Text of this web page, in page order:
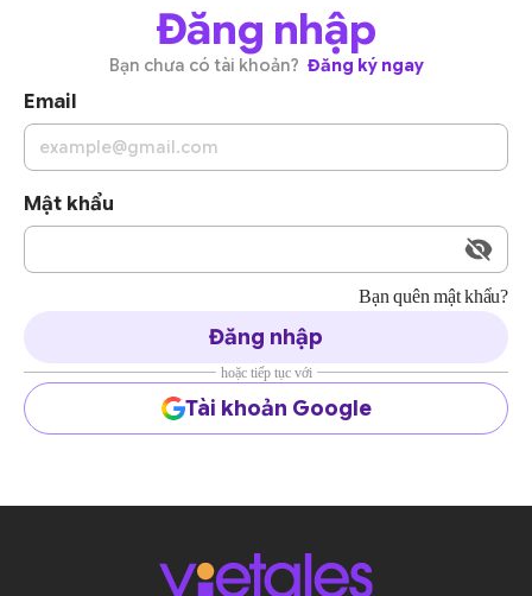
Đăng nhập
Bạn chưa có tài khoản? Đăng ký ngay
Email
Mật khẩu
Bạn quên mật khẩu?
Đăng nhập
hoặc tiếp tục với
Tài khoản Google